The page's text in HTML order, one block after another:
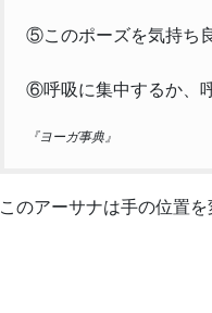
⑤このポーズを気持ち
⑥呼吸に集中するか、
『ヨーガ事典』
このアーサナは手の位置